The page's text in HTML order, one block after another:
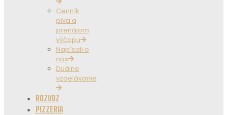
Cenník
piva a
prenájom
výčapu
Napísali o
nás
Duálne
vzdelávanie
ROZVOZ
PIZZERIA